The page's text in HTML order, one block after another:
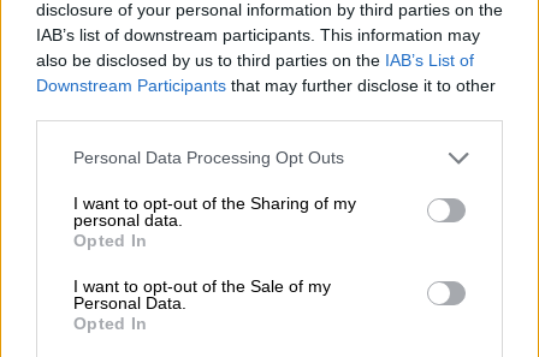
disclosure of your personal information by third parties on the
IAB’s list of downstream participants. This information may
also be disclosed by us to third parties on the IAB’s List of
Downstream Participants that may further disclose it to other
Please note that this website/app uses one or more Google
not limited to your visit or usage behaviour. You may click to
grant or deny consent to Google and its third-party tags to
use your data for below specified purposes in below Google
consent section.
Personal Data Processing Opt Outs
I want to opt-out of the Sharing of my
personal data.
Opted In
I want to opt-out of the Sale of my
Personal Data.
Opted In
Αλέξης Τσίπρας οδηγεί τον ΣΥΡΙΖΑ στη
θέση της αξιωματικής αντιπολίτευσης
με ποσοστό 26,89
Στις βουλευτικές εκλογές του
αναδείχθηκε πρώτο κόμμα με 36,3. Ο
Αλέξης Τσίπρας γίνεται ο πρώτος
Πρωθυπουργός της χώρας που
προέρχεται από την Αριστερά
Το πρώτο εξάμηνο του 2015
σημαδεύεται από σκληρές